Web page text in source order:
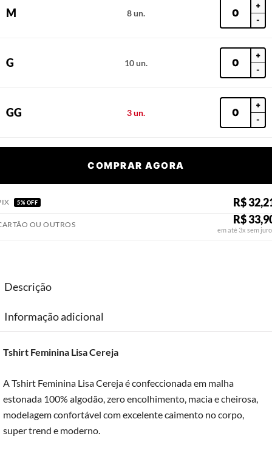
M 8 un.
+
-
G 10 un.
+
-
GG 3 un.
+
-
COMPRAR AGORA
5% OFF R$
OU OUTROS R$
em até 3x sem
Descrição
Informação adicional
Tshirt Feminina Lisa Cereja
A Tshirt Feminina Lisa Cereja é confeccionada em malha
estonada 100% algodão, zero encolhimento, macia e cheirosa,
modelagem confortável com excelente caimento no corpo,
super trend e moderno.